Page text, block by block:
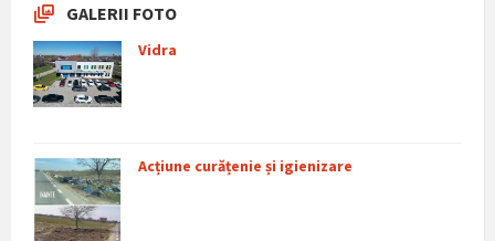
GALERII FOTO
Vidra
Acțiune curățenie și igienizare